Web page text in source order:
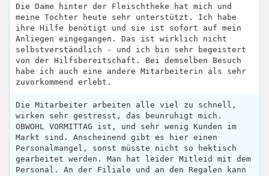
Die Dame hinter der Fleischtheke hat mich und
meine Tochter heute sehr unterstützt. Ich habe
ihre Hilfe benötigt und sie ist sofort auf mein
Anliegen eingegangen. Das ist wirklich nicht
selbstverständlich - und ich bin sehr begeistert
von der Hilfsbereitschaft. Bei demselben Besuch
habe ich auch eine andere Mitarbeiterin als sehr
zuvorkommend erlebt.
Die Mitarbeiter arbeiten alle viel zu schnell,
wirken sehr gestresst, das beunruhigt mich.
OBWOHL VORMITTAG ist, und sehr wenig Kunden im
Markt sind. Anscheinend gibt es hier einen
Personalmangel, sonst müsste nicht so hektisch
gearbeitet werden. Man hat leider Mitleid mit dem
Personal. An der Filiale und an den Regalen kann